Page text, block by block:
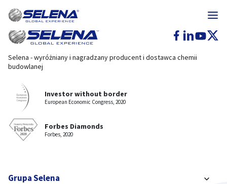
Selena - wyróżniany i nagradzany producent i dostawca chemii
budowlanej
Investor without border
European Economic Congress, 2020
Forbes Diamonds
Forbes, 2020
Grupa Selena